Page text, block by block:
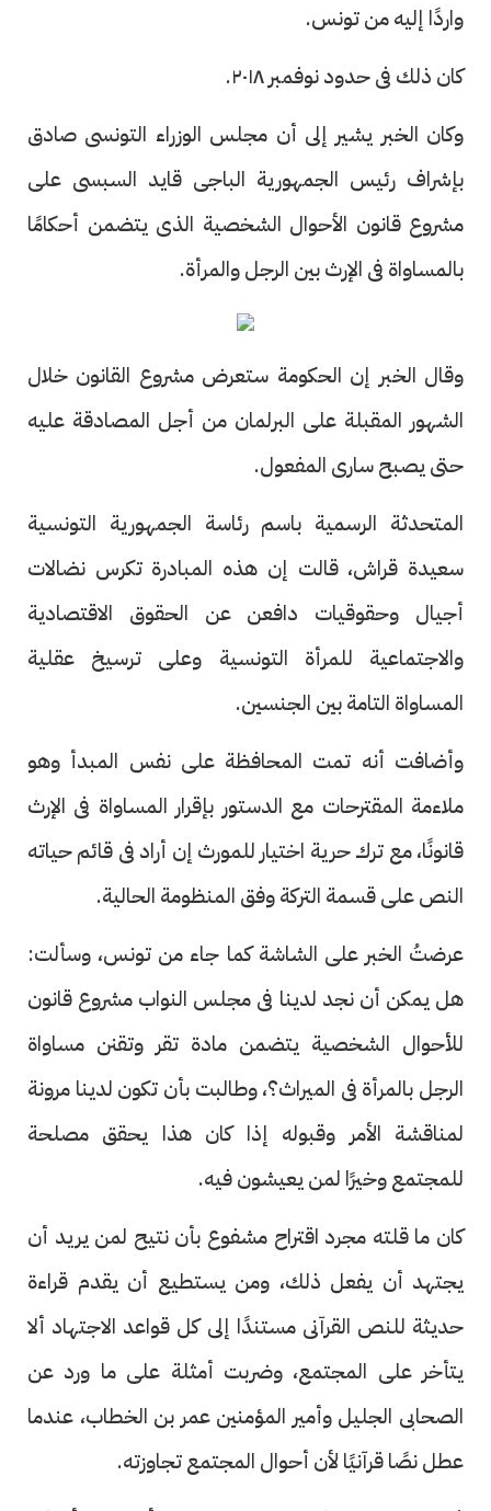
واردًا إليه من تونس.
كان ذلك فى حدود نوفمبر ٢٠١٨.
وكان الخبر يشير إلى أن مجلس الوزراء التونسى صادق
بإشراف رئيس الجمهورية الباجى قايد السبسى على
مشروع قانون الأحوال الشخصية الذى يتضمن أحكامًا
بالمساواة فى الإرث بين الرجل والمرأة.
وقال الخبر إن الحكومة ستعرض مشروع القانون خلال
الشهور المقبلة على البرلمان من أجل المصادقة عليه
حتى يصبح سارى المفعول.
المتحدثة الرسمية باسم رئاسة الجمهورية التونسية
سعيدة قراش، قالت إن هذه المبادرة تكرس نضالات
أجيال وحقوقيات دافعن عن الحقوق الاقتصادية
والاجتماعية للمرأة التونسية وعلى ترسيخ عقلية
المساواة التامة بين الجنسين.
وأضافت أنه تمت المحافظة على نفس المبدأ وهو
ملاءمة المقترحات مع الدستور بإقرار المساواة فى الإرث
قانونًا، مع ترك حرية اختيار للمورث إن أراد فى قائم حياته
النص على قسمة التركة وفق المنظومة الحالية.
عرضتُ الخبر على الشاشة كما جاء من تونس، وسألت:
هل يمكن أن نجد لدينا فى مجلس النواب مشروع قانون
للأحوال الشخصية يتضمن مادة تقر وتقنن مساواة
الرجل بالمرأة فى الميراث؟، وطالبت بأن تكون لدينا مرونة
لمناقشة الأمر وقبوله إذا كان هذا يحقق مصلحة
للمجتمع وخيرًا لمن يعيشون فيه.
كان ما قلته مجرد اقتراح مشفوع بأن نتيح لمن يريد أن
يجتهد أن يفعل ذلك، ومن يستطيع أن يقدم قراءة
حديثة للنص القرآنى مستندًا إلى كل قواعد الاجتهاد ألا
يتأخر على المجتمع، وضربت أمثلة على ما ورد عن
الصحابى الجليل وأمير المؤمنين عمر بن الخطاب، عندما
عطل نصًا قرآنيًا لأن أحوال المجتمع تجاوزته.